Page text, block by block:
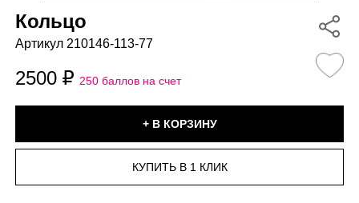
Кольцо
Артикул 210146-113-77
2500 250 баллов на счет